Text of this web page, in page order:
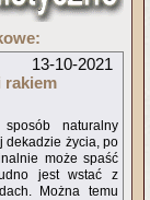
13-10-2021
rakiem
naturalny
dekadzie życia, po
może spaść
jest wstać z
Można temu